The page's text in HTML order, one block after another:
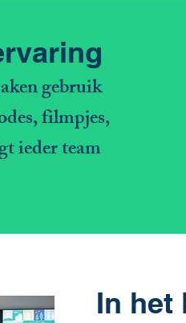
gebruik
filmpjes,
ieder team
In het